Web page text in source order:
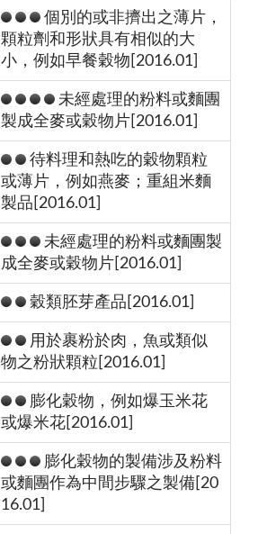
個別的或非擠出之薄片，
顆粒劑和形狀具有相似的大
小，例如早餐穀物[2016.01]
未經處理的粉料或麵團
製成全麥或穀物片[2016.01]
待料理和熱吃的穀物顆粒
或薄片，例如燕麥；重組米麵
製品[2016.01]
未經處理的粉料或麵團製
成全麥或穀物片[2016.01]
穀類胚芽產品[2016.01]
用於裹粉於肉，魚或類似
物之粉狀顆粒[2016.01]
膨化穀物，例如爆玉米花
或爆米花[2016.01]
膨化穀物的製備涉及粉料
或麵團作為中間步驟之製備[20
16.01]